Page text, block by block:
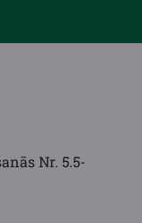
Nr. 5.5-